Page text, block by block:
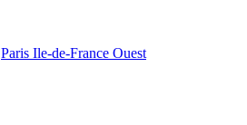
Paris Ile-de-France Ouest